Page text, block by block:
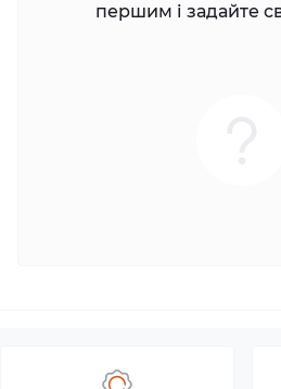
першим і задайте